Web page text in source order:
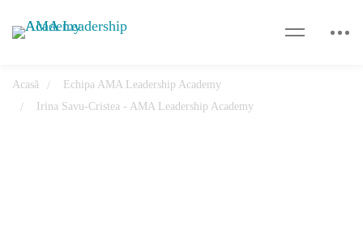
Acasă
Echipa AMA Leadership Academy
Irina Savu-Cristea - AMA Leadership Academy